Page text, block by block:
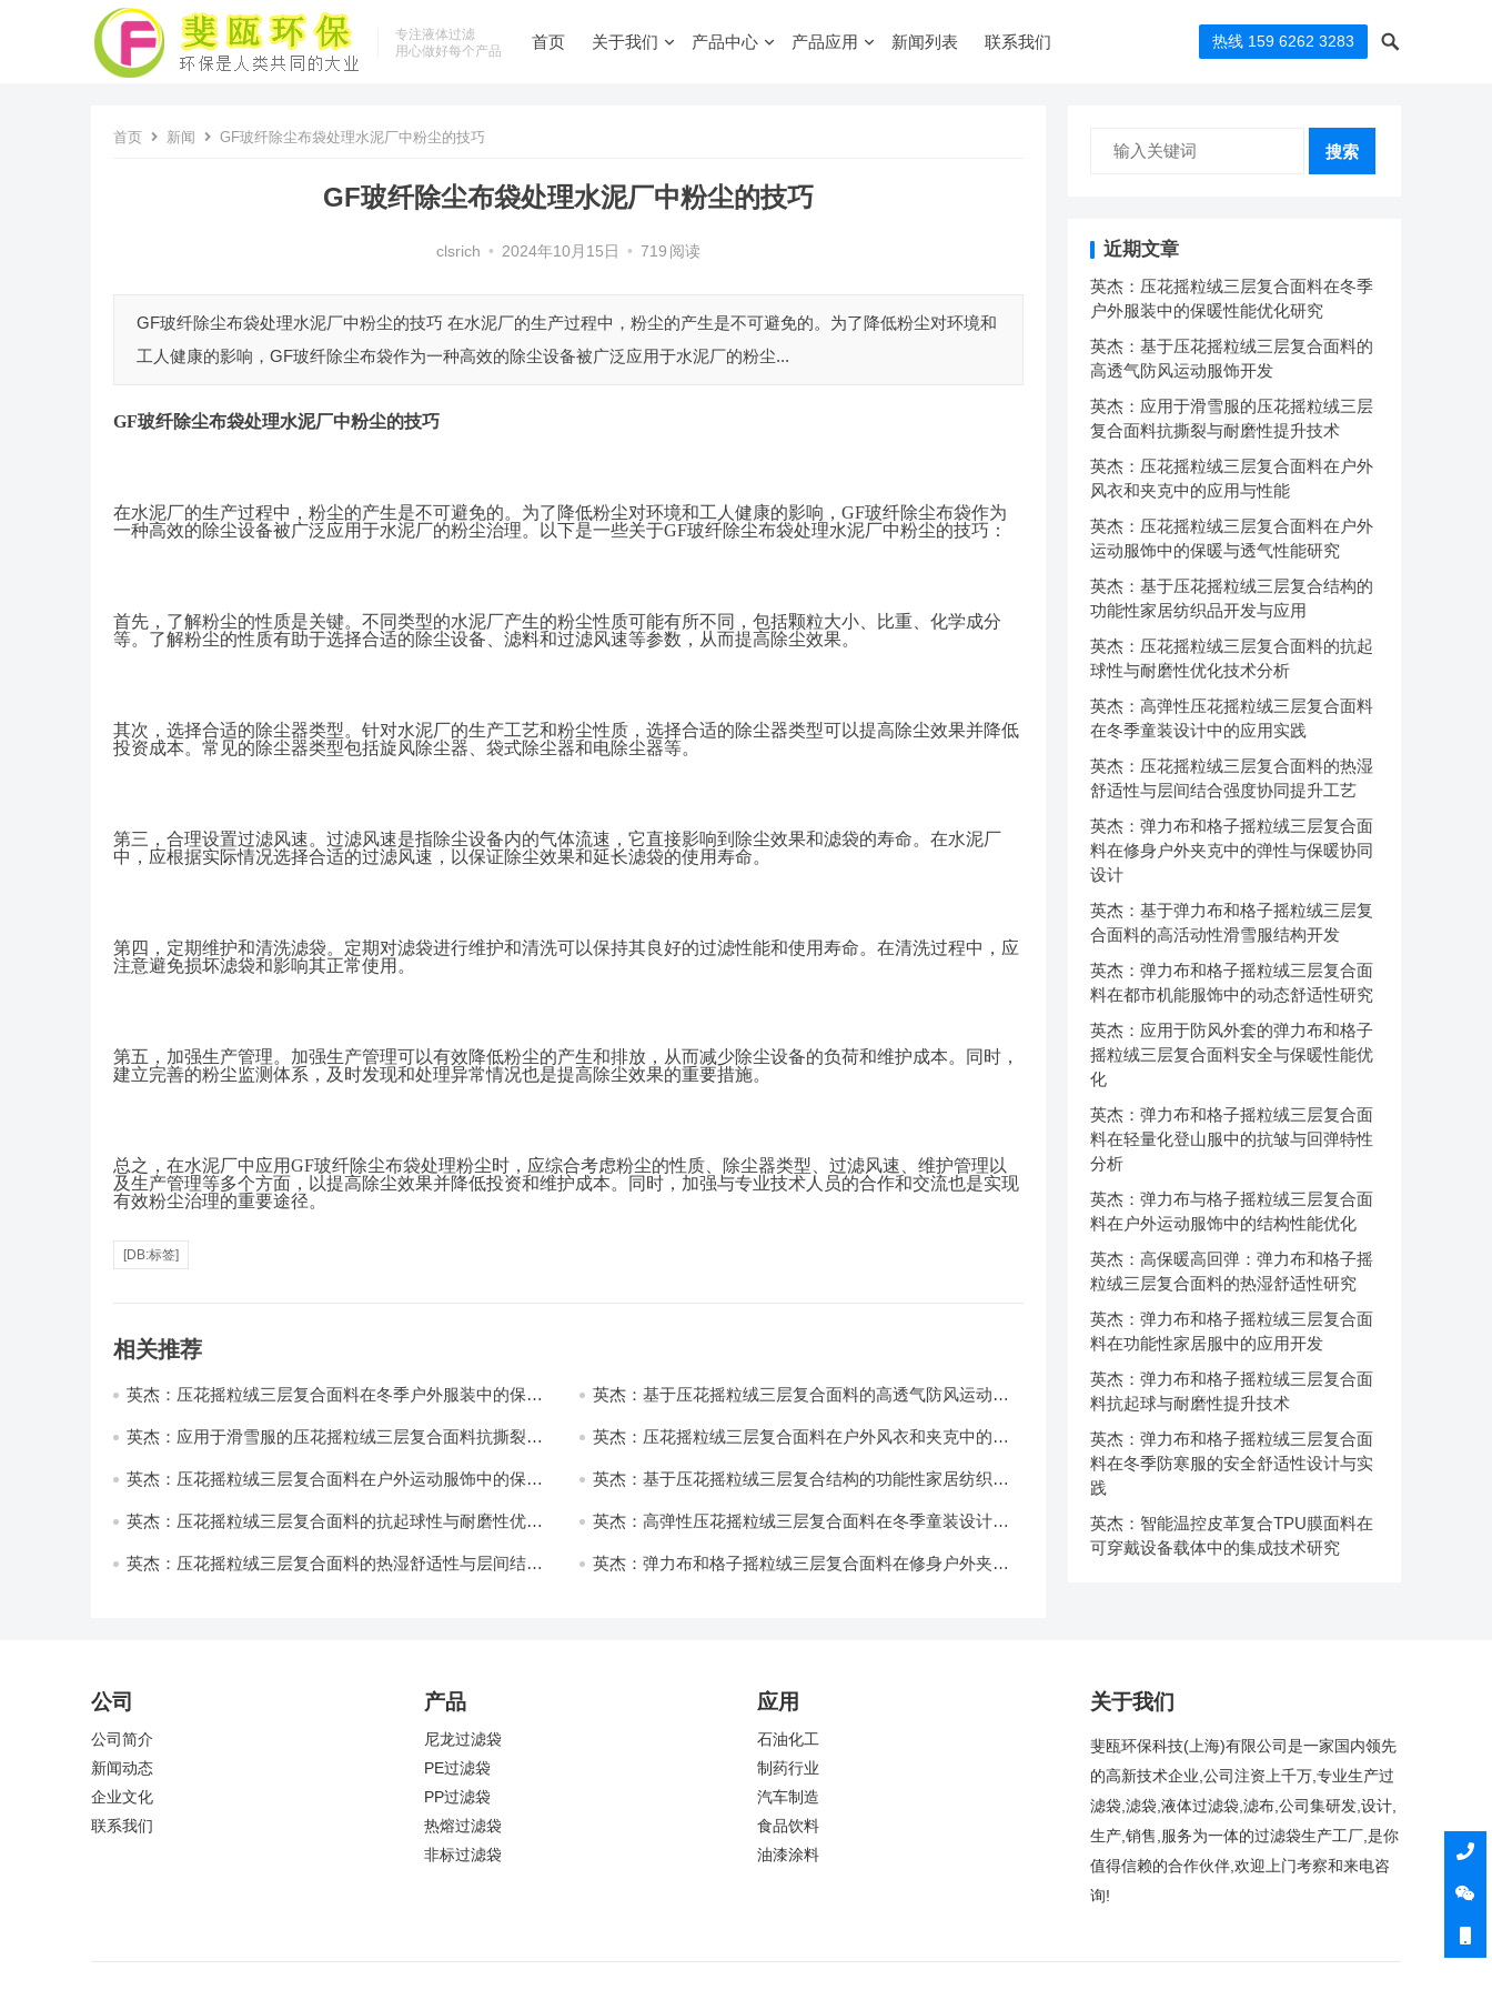
专注液体过滤
用心做好每个产品
首页 关于我们 产品中心 产品应用 新闻列表 联系我们 热线 159 6262 3283
首页 新闻 GF玻纤除尘布袋处理水泥厂中粉尘的技巧
GF玻纤除尘布袋处理水泥厂中粉尘的技巧
clsrich • 2024年10月15日 • 719 阅读
GF玻纤除尘布袋处理水泥厂中粉尘的技巧 在水泥厂的生产过程中，粉尘的产生是不可避免的。为了降低粉尘对环境和
工人健康的影响，GF玻纤除尘布袋作为一种高效的除尘设备被广泛应用于水泥厂的粉尘...
GF玻纤除尘布袋处理水泥厂中粉尘的技巧
在水泥厂的生产过程中，粉尘的产生是不可避免的。为了降低粉尘对环境和工人健康的影响， GF玻纤除尘布袋作为
一种高效的除尘设备被广泛应用于水泥厂的粉尘治理。以下是一些关于GF玻纤除尘布袋处理水泥厂中粉尘的技巧：
首先，了解粉尘的性质是关键。不同类型的水泥厂产生的粉尘性质可能有所不同，包括颗粒大小、比重、化学成分
等。了解粉尘的性质有助于选择合适的除尘设备、滤料和过滤风速等参数，从而提高除尘效果。
其次，选择合适的除尘器类型。针对水泥厂的生产工艺和粉尘性质，选择合适的除尘器类型可以提高除尘效果并降低
投资成本。常见的除尘器类型包括旋风除尘器、袋式除尘器和电除尘器等。
第三，合理设置过滤风速。过滤风速是指除尘设备内的气体流速，它直接影响到除尘效果和滤袋的寿命。在水泥厂
中，应根据实际情况选择合适的过滤风速，以保证除尘效果和延长滤袋的使用寿命。
第四，定期维护和清洗滤袋。定期对滤袋进行维护和清洗可以保持其良好的过滤性能和使用寿命。在清洗过程中，应
注意避免损坏滤袋和影响其正常使用。
第五，加强生产管理。加强生产管理可以有效降低粉尘的产生和排放，从而减少除尘设备的负荷和维护成本。同时，
建立完善的粉尘监测体系，及时发现和处理异常情况也是提高除尘效果的重要措施。
总之，在水泥厂中应用GF玻纤除尘布袋处理粉尘时，应综合考虑粉尘的性质、除尘器类型、过滤风速、维护管理以
及生产管理等多个方面，以提高除尘效果并降低投资和维护成本。同时，加强与专业技术人员的合作和交流也是实现
有效粉尘治理的重要途径。
[DB:标签]
相关推荐
英杰：压花摇粒绒三层复合面料在冬季户外服装中的保暖
英杰：基于压花摇粒绒三层复合面料的高透气防风运动服
英杰：应用于滑雪服的压花摇粒绒三层复合面料抗撕裂与
英杰：压花摇粒绒三层复合面料在户外风衣和夹克中的应
英杰：压花摇粒绒三层复合面料在户外运动服饰中的保暖
英杰：基于压花摇粒绒三层复合结构的功能性家居纺织品
英杰：压花摇粒绒三层复合面料的抗起球性与耐磨性优化
英杰：高弹性压花摇粒绒三层复合面料在冬季童装设计中
英杰：压花摇粒绒三层复合面料的热湿舒适性与层间结合
英杰：弹力布和格子摇粒绒三层复合面料在修身户外夹克
搜索
近期文章
英杰：压花摇粒绒三层复合面料在冬季
户外服装中的保暖性能优化研究
英杰：基于压花摇粒绒三层复合面料的
高透气防风运动服饰开发
英杰：应用于滑雪服的压花摇粒绒三层
复合面料抗撕裂与耐磨性提升技术
英杰：压花摇粒绒三层复合面料在户外
风衣和夹克中的应用与性能
英杰：压花摇粒绒三层复合面料在户外
运动服饰中的保暖与透气性能研究
英杰：基于压花摇粒绒三层复合结构的
功能性家居纺织品开发与应用
英杰：压花摇粒绒三层复合面料的抗起
球性与耐磨性优化技术分析
英杰：高弹性压花摇粒绒三层复合面料
在冬季童装设计中的应用实践
英杰：压花摇粒绒三层复合面料的热湿
舒适性与层间结合强度协同提升工艺
英杰：弹力布和格子摇粒绒三层复合面
料在修身户外夹克中的弹性与保暖协同
设计
英杰：基于弹力布和格子摇粒绒三层复
合面料的高活动性滑雪服结构开发
英杰：弹力布和格子摇粒绒三层复合面
料在都市机能服饰中的动态舒适性研究
英杰：应用于防风外套的弹力布和格子
摇粒绒三层复合面料安全与保暖性能优
化
英杰：弹力布和格子摇粒绒三层复合面
料在轻量化登山服中的抗皱与回弹特性
分析
英杰：弹力布与格子摇粒绒三层复合面
料在户外运动服饰中的结构性能优化
英杰：高保暖高回弹：弹力布和格子摇
粒绒三层复合面料的热湿舒适性研究
英杰：弹力布和格子摇粒绒三层复合面
料在功能性家居服中的应用开发
英杰：弹力布和格子摇粒绒三层复合面
料抗起球与耐磨性提升技术
英杰：弹力布和格子摇粒绒三层复合面
料在冬季防寒服的安全舒适性设计与实
践
英杰：智能温控皮革复合TPU膜面料在
可穿戴设备载体中的集成技术研究
公司
公司简介
新闻动态
企业文化
联系我们
产品
尼龙过滤袋
PE过滤袋
PP过滤袋
热熔过滤袋
非标过滤袋
应用
石油化工
制药行业
汽车制造
食品饮料
油漆涂料
关于我们
斐瓯环保科技(上海)有限公司是一家国内领先
的高新技术企业,公司注资上千万,专业生产过
滤袋,滤袋,液体过滤袋,滤布,公司集研发,设计,
生产,销售,服务为一体的过滤袋生产工厂,是你
值得信赖的合作伙伴,欢迎上门考察和来电咨
询!